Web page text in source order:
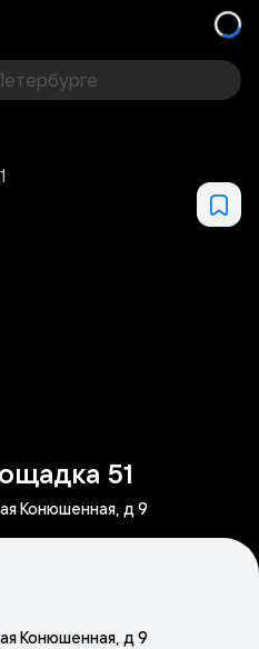
51
Конюшенная, д 9
Конюшенная, д 9